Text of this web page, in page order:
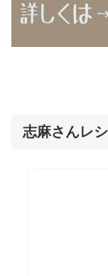
志麻さんレ